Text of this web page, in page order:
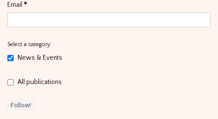
Email *
Select a category:
News & Events
All publications